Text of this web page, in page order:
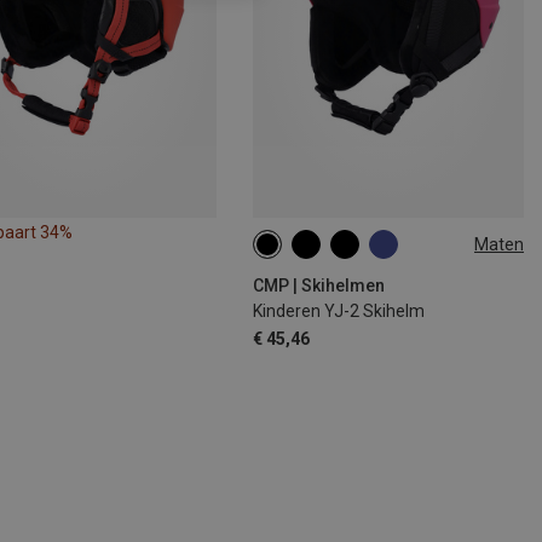
34%
Maten
CMP | Skihelmen
Kinderen YJ-2 Skihelm
€ 45,46
47-51CM 50-54CM